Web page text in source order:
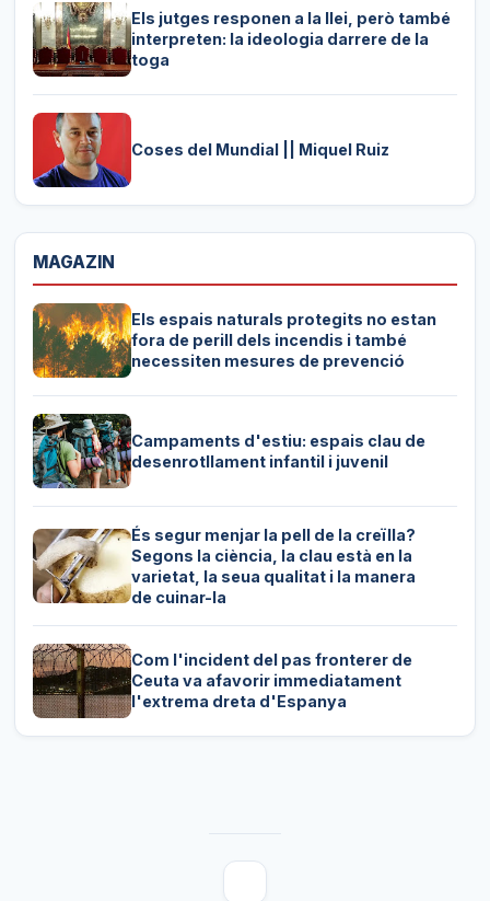
Els jutges responen a la llei, però també
interpreten: la ideologia darrere de la
toga
Coses del Mundial || Miquel Ruiz
MAGAZIN
Els espais naturals protegits no estan
fora de perill dels incendis i també
necessiten mesures de prevenció
Campaments d'estiu: espais clau de
desenrotllament infantil i juvenil
És segur menjar la pell de la creïlla?
Segons la ciència, la clau està en la
varietat, la seua qualitat i la manera
de cuinar-la
Com l'incident del pas fronterer de
Ceuta va afavorir immediatament
l'extrema dreta d'Espanya